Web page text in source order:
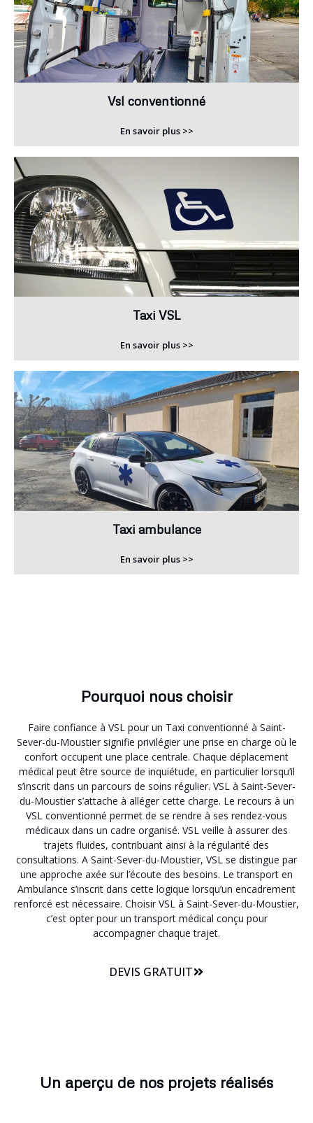
Vsl conventionné
En savoir plus >>
Taxi VSL
En savoir plus >>
Taxi ambulance
En savoir plus >>
Pourquoi nous choisir
Faire confiance à VSL pour un Taxi conventionné à Saint-
Sever-du-Moustier signifie privilégier une prise en charge où le
confort occupent une place centrale. Chaque déplacement
médical peut être source de inquiétude, en particulier lorsqu’il
s’inscrit dans un parcours de soins régulier. VSL à Saint-Sever-
du-Moustier s’attache à alléger cette charge. Le recours à un
VSL conventionné permet de se rendre à ses rendez-vous
médicaux dans un cadre organisé. VSL veille à assurer des
trajets fluides, contribuant ainsi à la régularité des
consultations. A Saint-Sever-du-Moustier, VSL se distingue par
une approche axée sur l’écoute des besoins. Le transport en
Ambulance s’inscrit dans cette logique lorsqu’un encadrement
renforcé est nécessaire. Choisir VSL à Saint-Sever-du-Moustier,
c’est opter pour un transport médical conçu pour
accompagner chaque trajet.
DEVIS GRATUIT
Un aperçu de nos projets réalisés